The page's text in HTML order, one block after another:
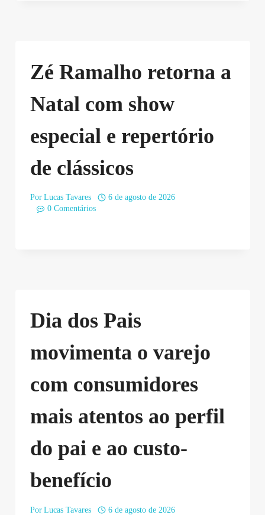
Zé Ramalho retorna a
Natal com show
especial e repertório
de clássicos
Por Lucas Tavares
6 de agosto de 2026
0 Comentários
Dia dos Pais
movimenta o varejo
com consumidores
mais atentos ao perfil
do pai e ao custo-
benefício
Por Lucas Tavares
6 de agosto de 2026